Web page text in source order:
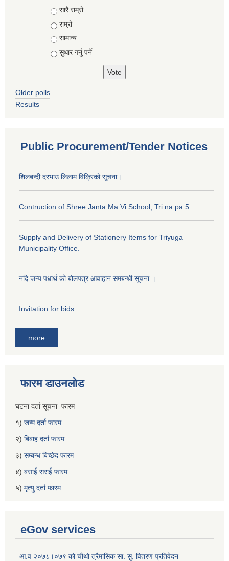
Choices
सारै राम्रो
राम्रो
सामान्य
सुधार गर्नु पर्ने
Older polls
Results
Public Procurement/Tender Notices
शिलबन्दी दरभाउ लिलाम विक्रिको सूचना।
Contruction of Shree Janta Ma Vi School, Tri na pa 5
Supply and Delivery of Stationery Items for Triyuga
Municipality Office.
नदि जन्य पधार्थ को बोलपत्र आवाहान समबन्धी सूचना ।
Invitation for bids
more
फारम डाउनलोड
घटना दर्ता सूचना फारम
१) जन्म दर्ता फारम
२) बिबाह दर्ता फारम
३) सम्बन्ध बिच्छेद फारम
४) बसाई सराई फारम
५) मृत्यु दर्ता फारम
eGov services
आ.व २०७८।०७९ को चौथो त्रैमासिक सा. सु. वितरण प्रतिवेदन